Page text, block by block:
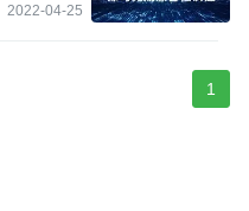
2022-04-25
1